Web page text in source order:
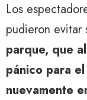
Los
pudieron evitar
parque, que
pánico para
nuevamente